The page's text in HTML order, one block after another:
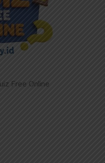
Free Online